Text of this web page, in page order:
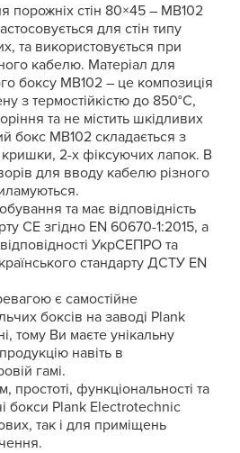
порожніх стін 80×45 – MB102
для стін типу
та використовується при
кабелю. Матеріал для
боксу MB102 – це композиція
з термостійкістю до 850°С,
та не містить шкідливих
бокс MB102 складається з
кришки, 2-х фіксуючих лапок. В
для вводу кабелю різного
та має відповідність
CE згідно EN 60670-1:2015, а
УкрСЕПРО та
стандарту ДСТУ EN
є самостійне
боксів на заводі Plank
тому Ви маєте унікальну
навіть в
гамі.
простоті, функціональності та
бокси Plank Electrotechnic
так і для приміщень